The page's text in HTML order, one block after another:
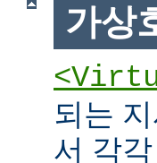
가상
되는
서 각